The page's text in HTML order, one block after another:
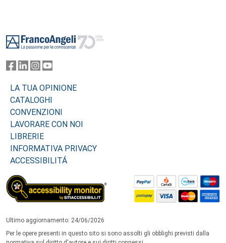
LA TUA OPINIONE
CATALOGHI
CONVENZIONI
LAVORARE CON NOI
LIBRERIE
INFORMATIVA PRIVACY
ACCESSIBILITÁ
Ultimo aggiornamento: 24/06/2026
Per le opere presenti in questo sito si sono assolti gli obblighi previsti dalla